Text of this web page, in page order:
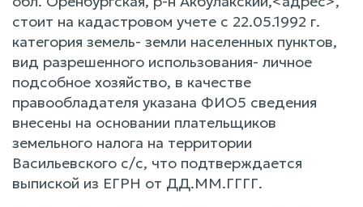
стоит на кадастровом учете с 22.05.1992 г.
категория земель- земли населенных пунктов,
вид разрешенного использования- личное
подсобное хозяйство, в качестве
правообладателя указана ФИО5 сведения
внесены на основании плательщиков
земельного налога на территории
Васильевского с/с, что подтверждается
выпиской из ЕГРН от ДД.ММ.ГГГГ.